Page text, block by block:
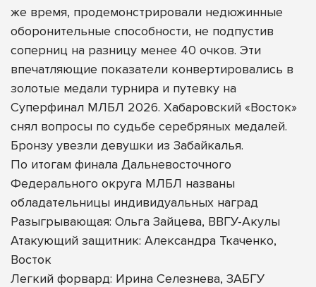
же время, продемонстрировали недюжинные
оборонительные способности, не подпустив
соперниц на разницу менее 40 очков. Эти
впечатляющие показатели конвертировались в
золотые медали турнира и путевку на
Суперфинал МЛБЛ 2026. Хабаровский «Восток»
снял вопросы по судьбе серебряных медалей.
Бронзу увезли девушки из Забайкалья.
По итогам финала Дальневосточного
Федерального округа МЛБЛ названы
обладательницы индивидуальных наград
Разыгрывающая: Ольга Зайцева, ВВГУ-Акулы
Атакующий защитник: Александра Ткаченко,
Восток
Легкий форвард: Ирина Селезнева, ЗАБГУ